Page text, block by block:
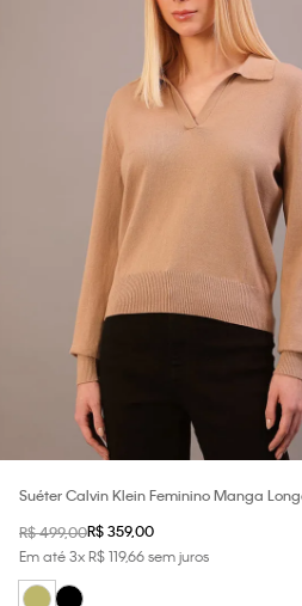
Suéter Calvin Klein Feminino Manga
R$499,00R$359,00
Em até3xR$119,66sem juros